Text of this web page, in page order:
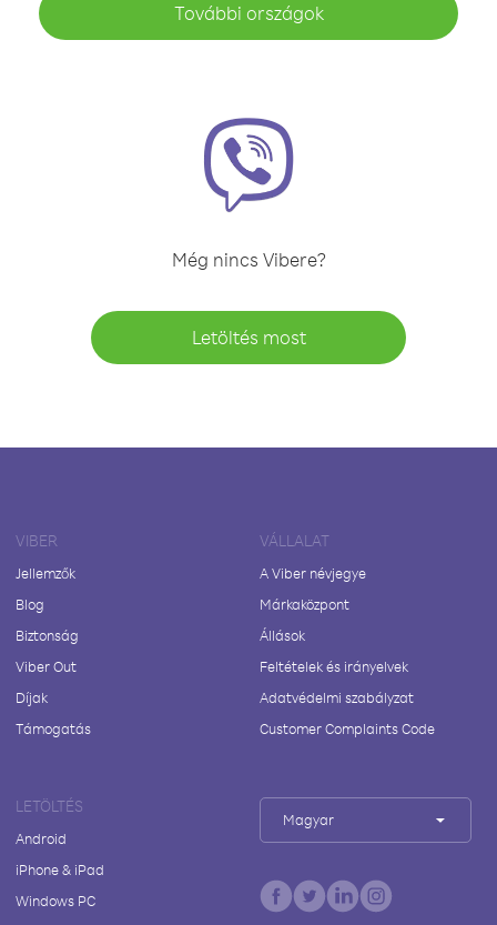
További országok
Még nincs Vibere?
Letöltés most
VIBER
Jellemzők
Blog
Biztonság
Viber Out
Díjak
Támogatás
VÁLLALAT
A Viber névjegye
Márkaközpont
Állások
Feltételek és irányelvek
Adatvédelmi szabályzat
Customer Complaints Code
LETÖLTÉS
Android
iPhone & iPad
Windows PC
Magyar